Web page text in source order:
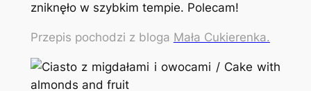
zniknęło w szybkim tempie. Polecam!
Przepis pochodzi z bloga Mała Cukierenka.